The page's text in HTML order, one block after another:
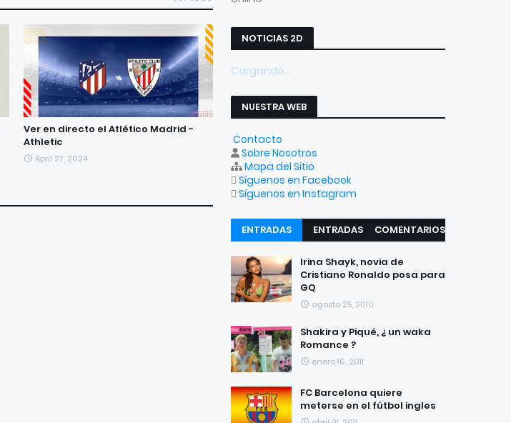
Ver en directo el Atlético Madrid -
Athletic
April 27, 2024
NOTICIAS 2D
Cargando...
NUESTRA WEB
Contacto
Sobre Nosotros
Mapa del Sitio
Síguenos en Facebook
Síguenos en Instagram
ENTRADAS
RECIENTES
ENTRADAS
COMENTARIOS
Irina Shayk, novia de
Cristiano Ronaldo posa para
GQ
agosto 25, 2010
Shakira y Piqué, ¿ un waka
Romance ?
enero 16, 2011
FC Barcelona quiere
meterse en el fútbol ingles